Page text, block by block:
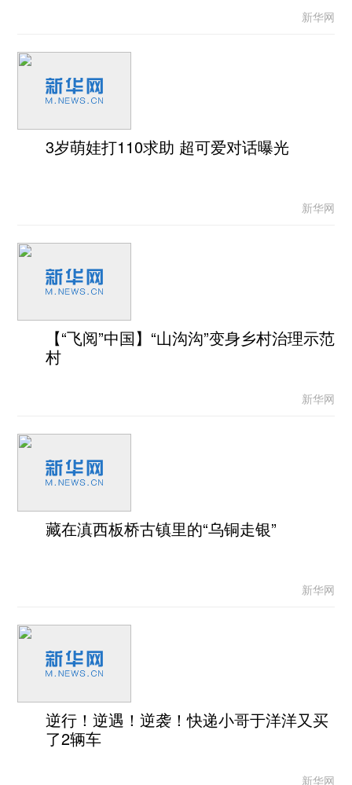
新华网
3岁萌娃打110求助 超可爱对话曝光
新华网
【“飞阅”中国】“山沟沟”变身乡村治理示范
村
新华网
藏在滇西板桥古镇里的“乌铜走银”
新华网
逆行！逆遇！逆袭！快递小哥于洋洋又买
了2辆车
新华网